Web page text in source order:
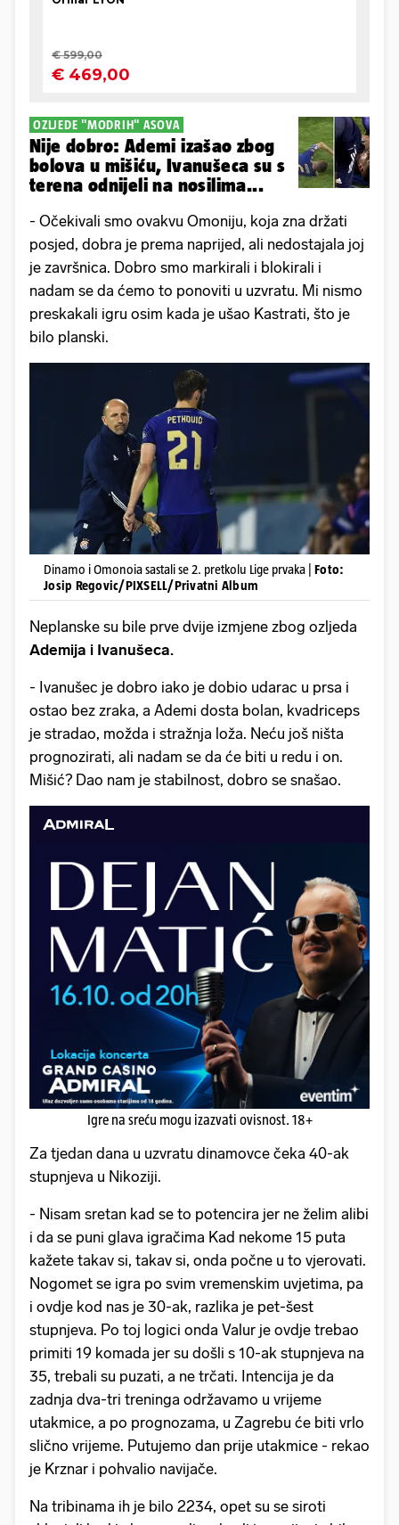
OZLJEDE "MODRIH" ASOVA
Nije dobro: Ademi izašao zbog
bolova u mišiću, Ivanušeca su s
terena odnijeli na nosilima...
- Očekivali smo ovakvu Omoniju, koja zna držati
posjed, dobra je prema naprijed, ali nedostajala joj
je završnica. Dobro smo markirali i blokirali i
nadam se da ćemo to ponoviti u uzvratu. Mi nismo
preskakali igru osim kada je ušao Kastrati, što je
bilo planski.
Dinamo i Omonoia sastali se 2. pretkolu Lige prvaka | Foto:
Josip Regovic/PIXSELL/Privatni Album
Neplanske su bile prve dvije izmjene zbog ozljeda
Ademija i Ivanušeca.
- Ivanušec je dobro iako je dobio udarac u prsa i
ostao bez zraka, a Ademi dosta bolan, kvadriceps
je stradao, možda i stražnja loža. Neću još ništa
prognozirati, ali nadam se da će biti u redu i on.
Mišić? Dao nam je stabilnost, dobro se snašao.
Igre na sreću mogu izazvati ovisnost. 18+
Za tjedan dana u uzvratu dinamovce čeka 40-ak
stupnjeva u Nikoziji.
- Nisam sretan kad se to potencira jer ne želim alibi
i da se puni glava igračima Kad nekome 15 puta
kažete takav si, takav si, onda počne u to vjerovati.
Nogomet se igra po svim vremenskim uvjetima, pa
i ovdje kod nas je 30-ak, razlika je pet-šest
stupnjeva. Po toj logici onda Valur je ovdje trebao
primiti 19 komada jer su došli s 10-ak stupnjeva na
35, trebali su puzati, a ne trčati. Intencija je da
zadnja dva-tri treninga održavamo u vrijeme
utakmice, a po prognozama, u Zagrebu će biti vrlo
slično vrijeme. Putujemo dan prije utakmice - rekao
je Krznar i pohvalio navijače.
Na tribinama ih je bilo 2234, opet su se siroti